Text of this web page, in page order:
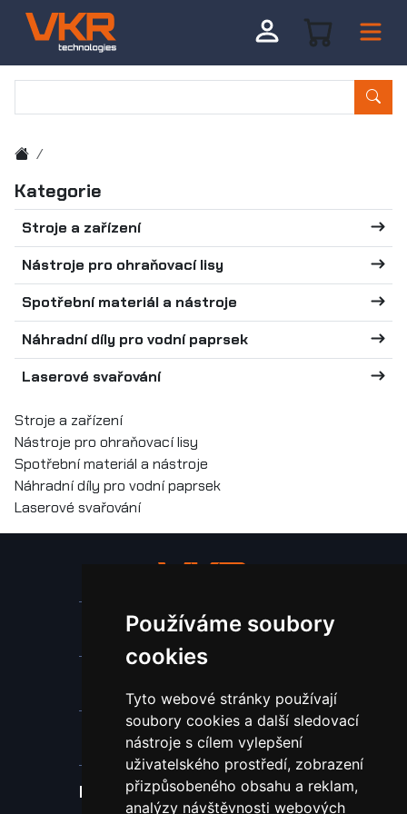
Používáme soubory
cookies
Tyto webové stránky používají
soubory cookies a další sledovací
nástroje s cílem vylepšení
uživatelského prostředí, zobrazení
přizpůsobeného obsahu a reklam,
analýzy návštěvnosti webových
Kategorie
Stroje a zařízení
Nástroje pro ohraňovací lisy
Spotřební materiál a nástroje
Náhradní díly pro vodní paprsek
Laserové svařování
Stroje a zařízení
Nástroje pro ohraňovací lisy
Spotřební materiál a nástroje
Náhradní díly pro vodní paprsek
Laserové svařování
Stroje a zařízení
Spotřební materiál a nástroje
Náhradní díly pro vodní paprsek